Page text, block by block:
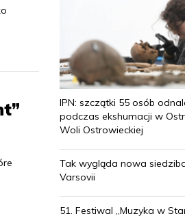
IPN: szczątki 55 osób
podczas ekshumacji w
Woli Ostrowieckiej
Tak wygląda nowa
Varsovii
51. Festiwal „Muzyka w